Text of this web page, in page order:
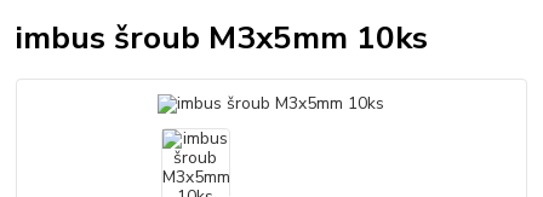
imbus šroub M3x5mm 10ks